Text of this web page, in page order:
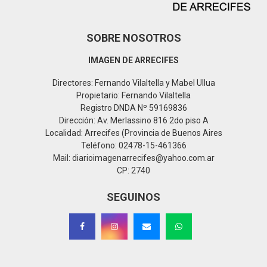
SOBRE NOSOTROS
IMAGEN DE ARRECIFES
Directores: Fernando Vilaltella y Mabel Ullua
Propietario: Fernando Vilaltella
Registro DNDA Nº 59169836
Dirección: Av. Merlassino 816 2do piso A
Localidad: Arrecifes (Provincia de Buenos Aires
Teléfono: 02478-15-461366
Mail: diarioimagenarrecifes@yahoo.com.ar
CP: 2740
SEGUINOS